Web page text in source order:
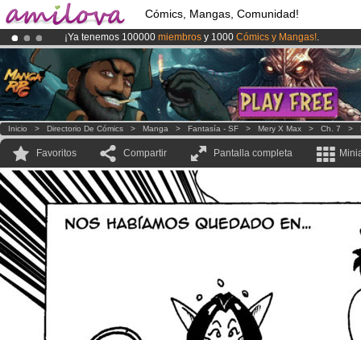
Cómics, Mangas, Comunidad!
¡Ya tenemos 100000 miembros y 1000 Cómics y Mangas!.
¡Conviertete en Premium por3.95 eurosal mes!Hazte Premium ya
El Kickstarter Amilova está desormado lanzado!.
Inicio > Directorio De Cómics > Manga > Fantasía - SF > Mery X Max > Ch. 7 >
Favoritos Compartir Pantalla completa